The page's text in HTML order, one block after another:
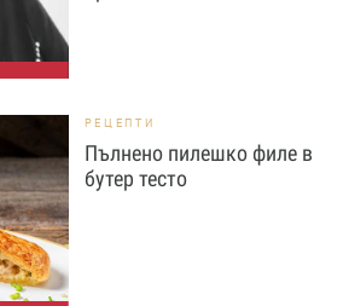
РЕЦЕПТИ
Пълнено пилешко филе в
бутер тесто